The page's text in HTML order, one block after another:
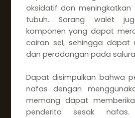
oksidatif dan meningkatkan
tubuh. Sarang walet
komponen yang dapat
cairan sel, sehingga dapat
dan peradangan pada
Dapat disimpulkan bahwa
nafas dengan
memang dapat
penderita sesak